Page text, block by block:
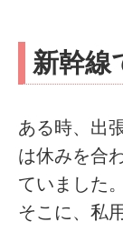
新幹線
ある時、出
は休みを合
ていました。
そこに、私